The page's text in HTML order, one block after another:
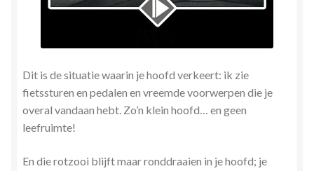
Priesteressen van Isis- Hal der Zuilen
Privacybeleid
Stress en Burn-out Coaching
Transactionele Analyse
Dit is de situatie waarin je hoofd verkeert: ik zie
fietssturen en pedalen en vreemde voorwerpen die je
overal vandaan hebt. Zo’n klein hoofd… en geen
leefruimte!
En die rotzooi blijft maar ronddraaien in je hoofd; je